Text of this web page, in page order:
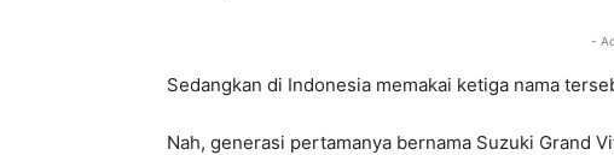
-
Sedangkan di Indonesia memakai ketiga nama
Nah, generasi pertamanya bernama Suzuki Grand